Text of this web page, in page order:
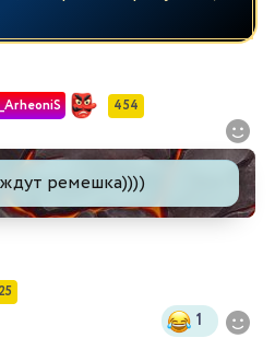
454
ремешка))))
1